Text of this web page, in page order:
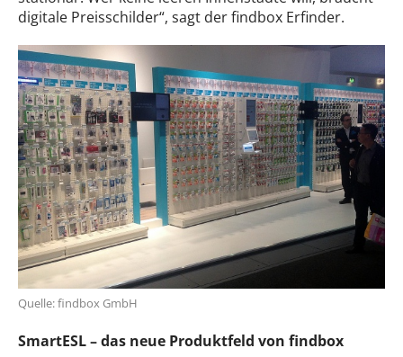
digitale Preisschilder“, sagt der findbox Erfinder.
Quelle: findbox GmbH
SmartESL – das neue Produktfeld von findbox